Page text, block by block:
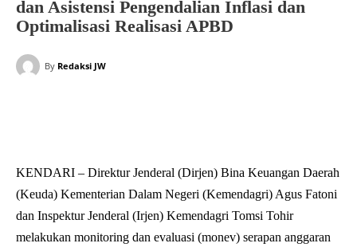
dan Asistensi Pengendalian Inflasi dan
Optimalisasi Realisasi APBD
By Redaksi JW
KENDARI – Direktur Jenderal (Dirjen) Bina Keuangan Daerah
(Keuda) Kementerian Dalam Negeri (Kemendagri) Agus Fatoni
dan Inspektur Jenderal (Irjen) Kemendagri Tomsi Tohir
melakukan monitoring dan evaluasi (monev) serapan anggaran